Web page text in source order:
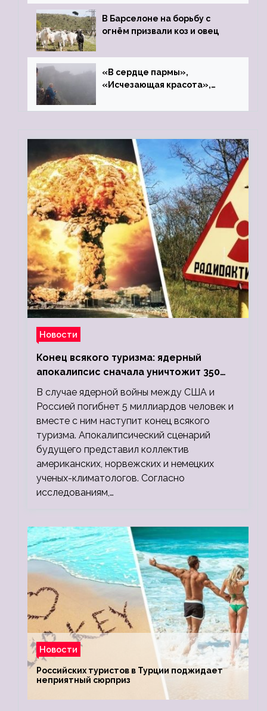
В Барселоне на борьбу с
огнём призвали коз и овец
«В сердце пармы»,
«Исчезающая красота»,
Новости
Конец всякого туризма: ядерный
апокалипсис сначала уничтожит 350
миллионов, а потом 5 миллиардов
людей
В случае ядерной войны между США и
Россией погибнет 5 миллиардов человек и
вместе с ним наступит конец всякого
туризма. Апокалипсический сценарий
будущего представил коллектив
американских, норвежских и немецких
ученых-климатологов. Согласно
исследованиям,…
Новости
Российских туристов в Турции поджидает
неприятный сюрприз